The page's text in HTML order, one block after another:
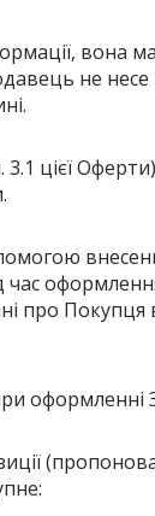
вона
не несе
цієї
час
про Покупця